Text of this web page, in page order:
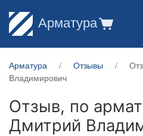
Арматура
Арматура Отзывы
Владимирович
Отзыв, по
Дмитрий